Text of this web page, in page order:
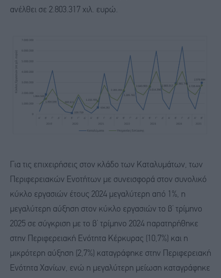
ανέλθει σε 2.803.317 χιλ. ευρώ.
Για τις επιχειρήσεις στον κλάδο των Καταλυμάτων, των
Περιφερειακών Ενοτήτων με συνεισφορά στον συνολικό
κύκλο εργασιών έτους 2024 μεγαλύτερη από 1%, η
μεγαλύτερη αύξηση στον κύκλο εργασιών το β’ τρίμηνο
2025 σε σύγκριση με το β’ τρίμηνο 2024 παρατηρήθηκε
στην Περιφερειακή Ενότητα Κέρκυρας (10,7%) και η
μικρότερη αύξηση (2,7%) καταγράφηκε στην Περιφερειακή
Ενότητα Χανίων, ενώ η μεγαλύτερη μείωση καταγράφηκε